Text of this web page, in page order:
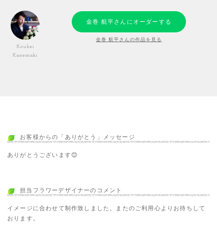
Kouhei
Kanemaki
金巻 航平さんにオーダーする
金巻 航平さんの作品を見る
お客様からの「ありがとう」メッセージ
ありがとうございます😊
担当フラワーデザイナーのコメント
イメージに合わせて制作致しました。またのご利用心よりお待ちして
おります。